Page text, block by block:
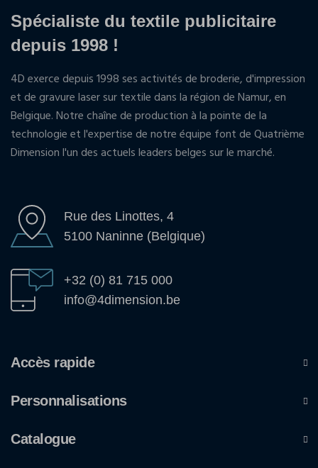
Spécialiste du textile publicitaire
depuis 1998 !
4D exerce depuis 1998 ses activités de broderie, d'impression
et de gravure laser sur textile dans la région de Namur, en
Belgique. Notre chaîne de production à la pointe de la
technologie et l'expertise de notre équipe font de Quatrième
Dimension l'un des actuels leaders belges sur le marché.
Rue des Linottes, 4
5100 Naninne (Belgique)
+32 (0) 81 715 000
info@4dimension.be
Accès rapide
Personnalisations
Catalogue